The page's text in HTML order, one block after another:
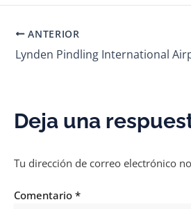
ANTERIOR
Lynden Pindling International
Deja una
Tu dirección de correo electrónico
Comentario *